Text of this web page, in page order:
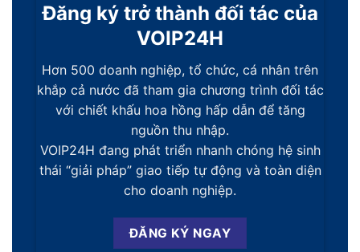
Đăng ký trở thành đối tác của
VOIP24H
Hơn 500 doanh nghiệp, tổ chức, cá nhân trên
khắp cả nước đã tham gia chương trình đối tác
với chiết khấu hoa hồng hấp dẫn để tăng
nguồn thu nhập.
VOIP24H đang phát triển nhanh chóng hệ sinh
thái “giải pháp” giao tiếp tự động và toàn diện
cho doanh nghiệp.
ĐĂNG KÝ NGAY